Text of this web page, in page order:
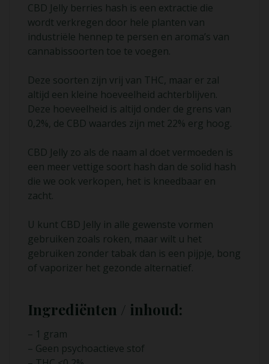
CBD Jelly berries hash is een extractie die
wordt verkregen door hele planten van
industriële hennep te persen en aroma’s van
cannabissoorten toe te voegen.
Deze soorten zijn vrij van THC, maar er zal
altijd een kleine hoeveelheid achterblijven.
Deze hoeveelheid is altijd onder de grens van
0,2%, de CBD waardes zijn met 22% erg hoog.
CBD Jelly zo als de naam al doet vermoeden is
een meer vettige soort hash dan de solid hash
die we ook verkopen, het is kneedbaar en
zacht.
U kunt CBD Jelly in alle gewenste vormen
gebruiken zoals roken, maar wilt u het
gebruiken zonder tabak dan is een pijpje, bong
of vaporizer het gezonde alternatief.
Ingrediënten / inhoud:
– 1 gram
– Geen psychoactieve stof